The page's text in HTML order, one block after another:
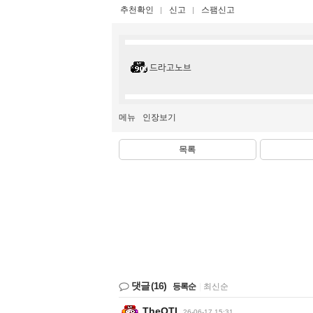
추천확인 신고 스팸신고
드라고노브
메뉴 인장보기
목록
댓글(16) 등록순 최신순